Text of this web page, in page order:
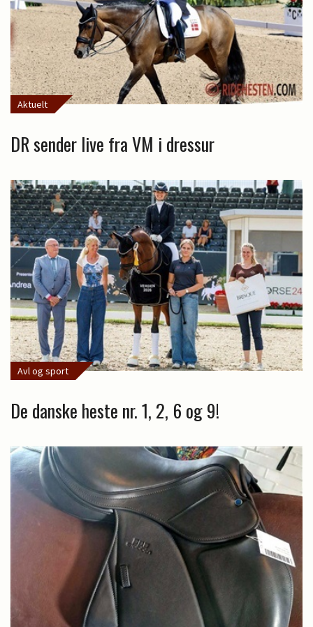
Aktuelt
DR sender live fra VM i dressur
Avl og sport
De danske heste nr. 1, 2, 6 og 9!